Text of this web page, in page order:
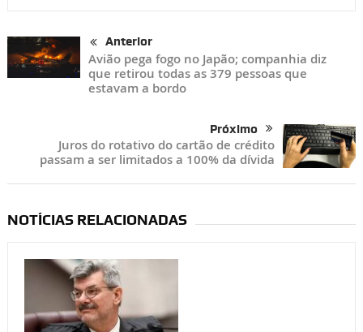
Anterior
Avião pega fogo no Japão; companhia diz
que retirou todas as 379 pessoas que
estavam a bordo
Próximo
Juros do rotativo do cartão de crédito
passam a ser limitados a 100% da dívida
NOTÍCIAS RELACIONADAS